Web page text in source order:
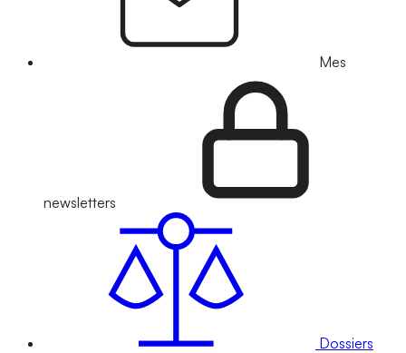
Mes
newsletters
Dossiers